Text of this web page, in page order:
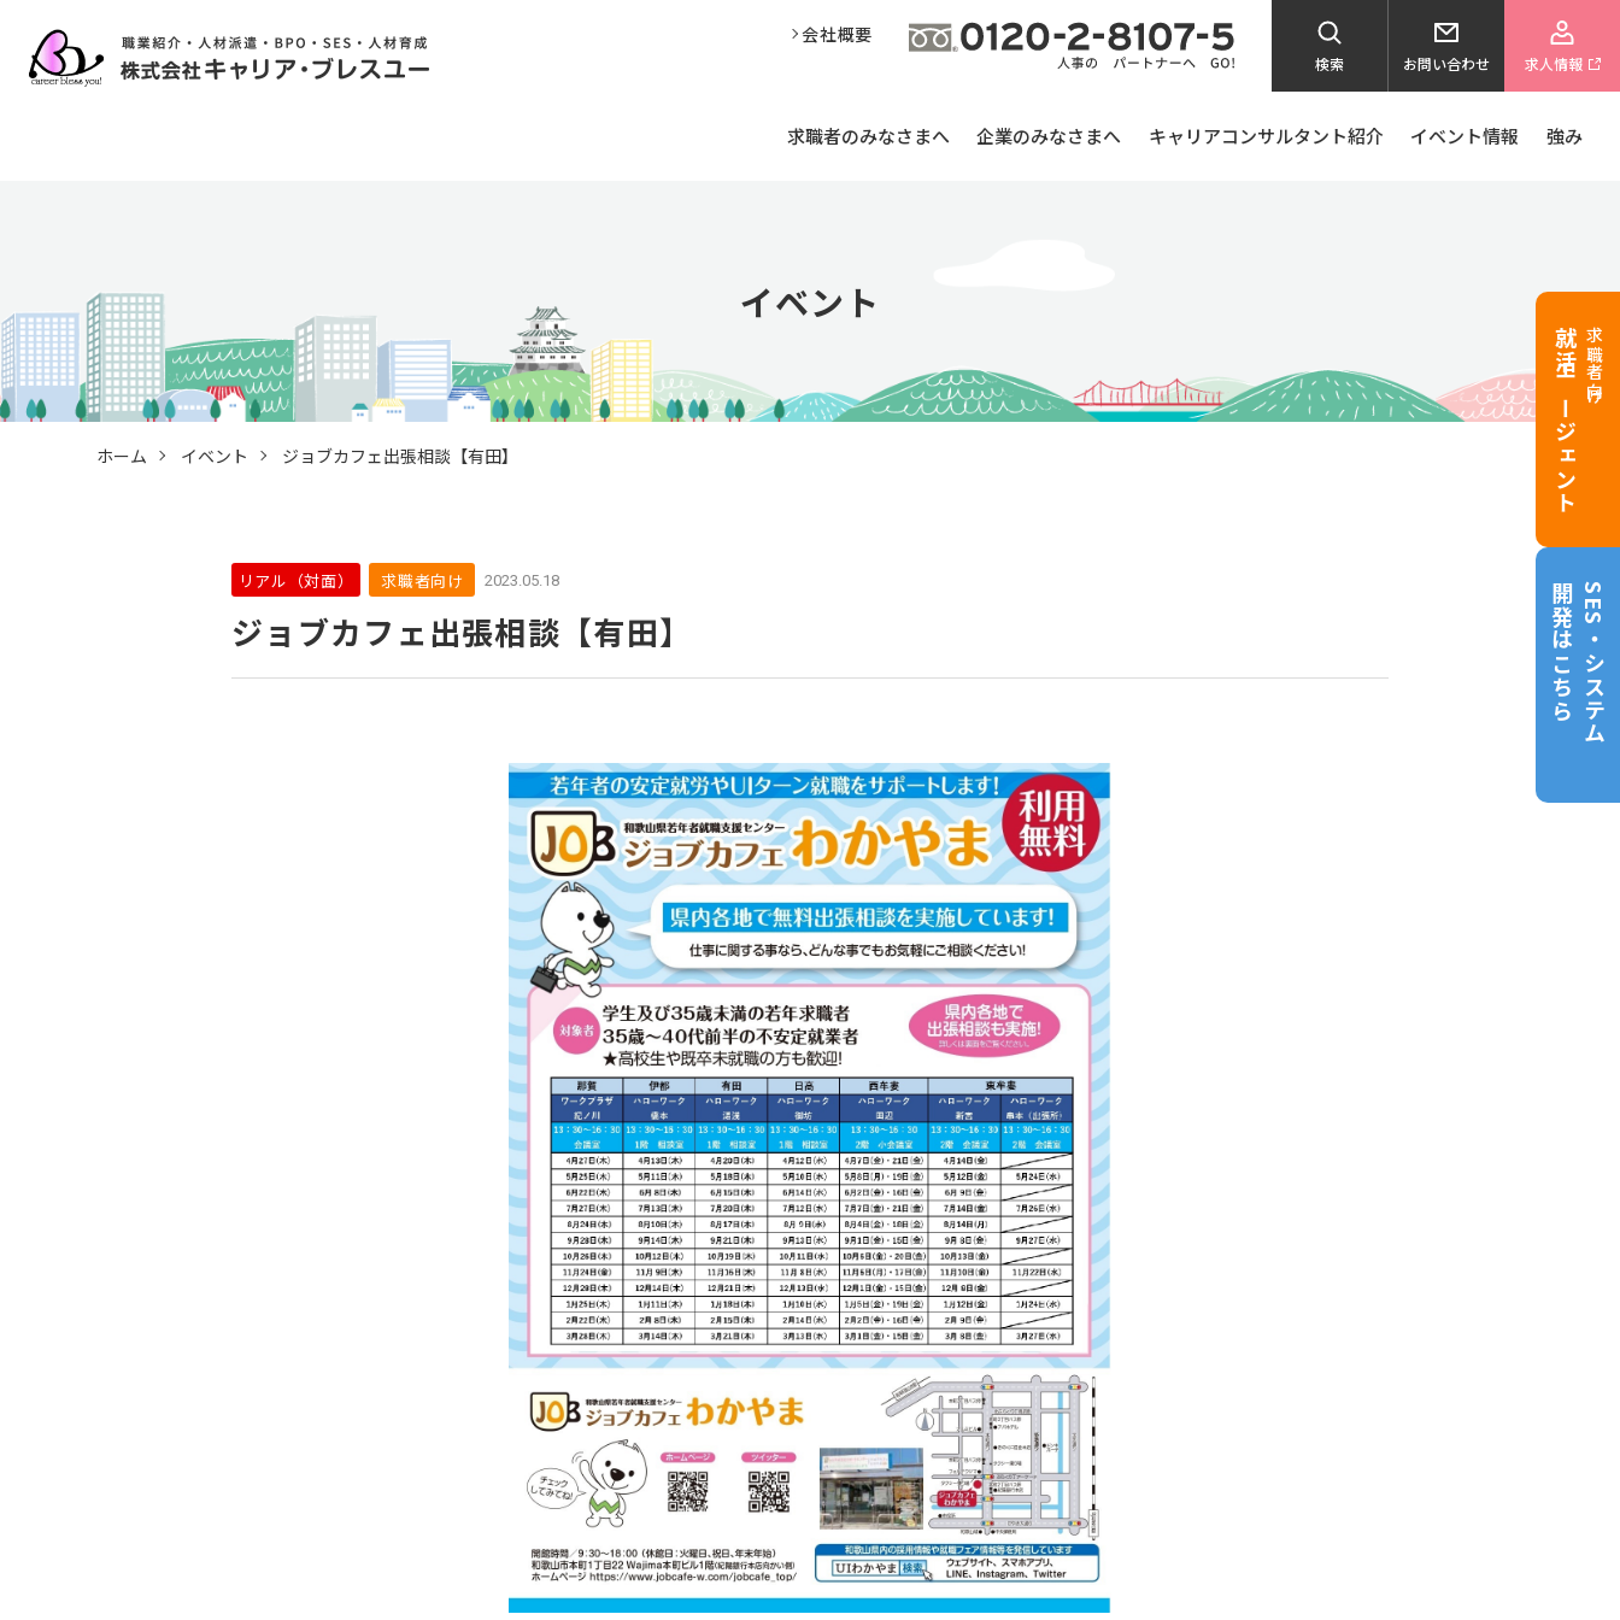
就活エージェント求職者向け
開発はこちらSES・システム
会社概要
検索 お問い合わせ 求人情報
求職者のみなさまへ 企業のみなさまへ キャリアコンサルタント紹介 イベント情報 強み
イベント
ホーム イベント ジョブカフェ出張相談【有田】
リアル（対面） 求職者向け 2023.05.18
ジョブカフェ出張相談【有田】